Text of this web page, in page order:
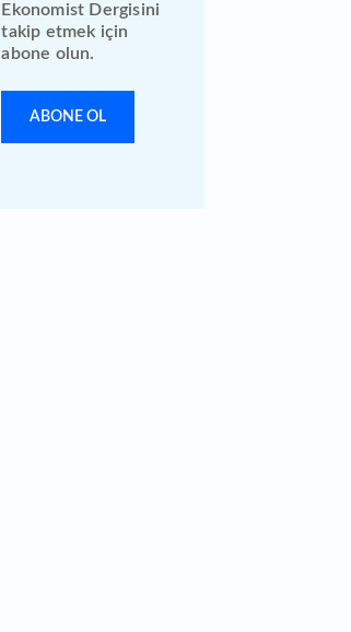
Ekonomist Dergisini
takip etmek için
abone olun.
ABONE OL